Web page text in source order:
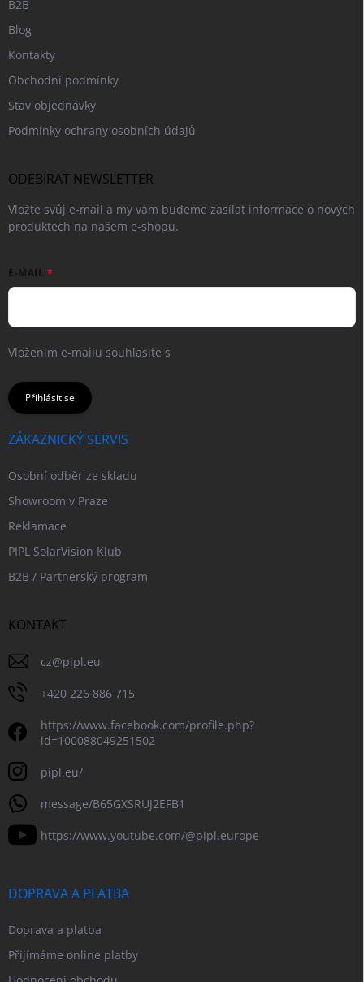
B2B
Blog
Kontakty
Obchodní podmínky
Stav objednávky
Podmínky ochrany osobních údajů
ODEBÍRAT NEWSLETTER
Vložte svůj e-mail a my vám budeme zasílat informace o nových
produktech na našem e-shopu.
E-MAIL
Vložením e-mailu souhlasíte s
Přihlásit se
ZÁKAZNICKÝ SERVIS
Osobní odběr ze skladu
Showroom v Praze
Reklamace
PIPL SolarVision Klub
B2B / Partnerský program
KONTAKT
cz@pipl.eu
+420 226 886 715
https://www.facebook.com/profile.php?
id=100088049251502
pipl.eu/
message/B65GXSRUJ2EFB1
https://www.youtube.com/@pipl.europe
DOPRAVA A PLATBA
Doprava a platba
Přijímáme online platby